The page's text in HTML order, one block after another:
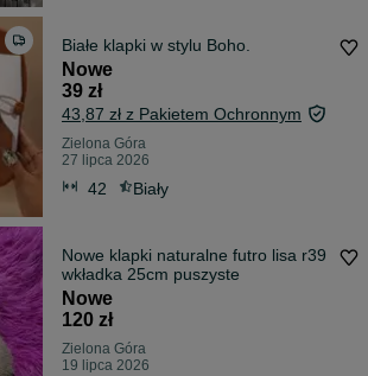
Białe klapki w stylu Boho.
Nowe
39 zł
43,87 zł z Pakietem Ochronnym
Zielona Góra
27 lipca 2026
42 Biały
Nowe klapki naturalne futro lisa r39
wkładka 25cm puszyste
Nowe
120 zł
Zielona Góra
19 lipca 2026